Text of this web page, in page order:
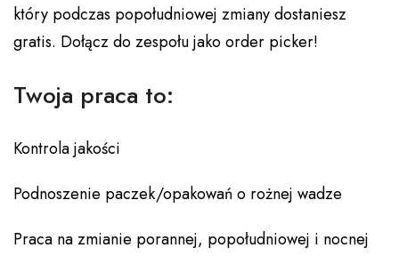
który podczas popołudniowej zmiany dostaniesz
gratis. Dołącz do zespołu jako order picker!
Twoja praca to:
Kontrola jakości
Podnoszenie paczek/opakowań o rożnej wadze
Praca na zmianie porannej, popołudniowej i nocnej